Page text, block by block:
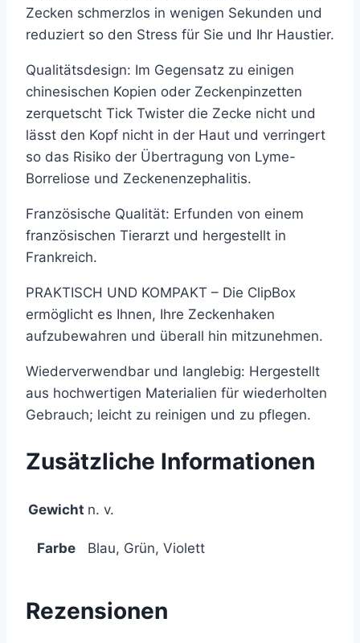
Zecken schmerzlos in wenigen Sekunden und
reduziert so den Stress für Sie und Ihr Haustier.
Qualitätsdesign: Im Gegensatz zu einigen
chinesischen Kopien oder Zeckenpinzetten
zerquetscht Tick Twister die Zecke nicht und
lässt den Kopf nicht in der Haut und verringert
so das Risiko der Übertragung von Lyme-
Borreliose und Zeckenenzephalitis.
Französische Qualität: Erfunden von einem
französischen Tierarzt und hergestellt in
Frankreich.
PRAKTISCH UND KOMPAKT – Die ClipBox
ermöglicht es Ihnen, Ihre Zeckenhaken
aufzubewahren und überall hin mitzunehmen.
Wiederverwendbar und langlebig: Hergestellt
aus hochwertigen Materialien für wiederholten
Gebrauch; leicht zu reinigen und zu pflegen.
Zusätzliche Informationen
Gewicht n. v.
Farbe Blau, Grün, Violett
Rezensionen